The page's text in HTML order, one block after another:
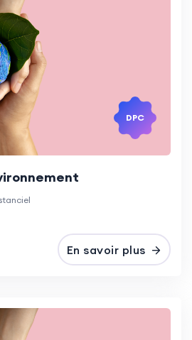
DPC
En savoir plus